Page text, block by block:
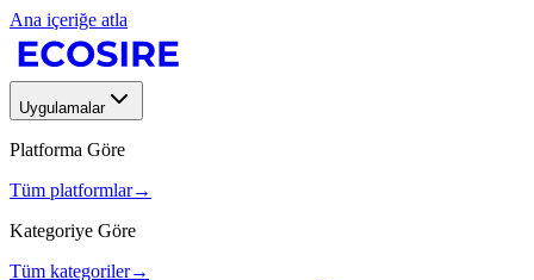
Ana içeriğe atla
Uygulamalar
Platforma Göre
Tüm platformlar→
Kategoriye Göre
Tüm kategoriler→